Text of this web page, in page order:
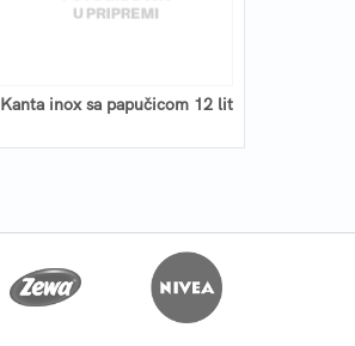
Kanta inox sa papučicom 12 lit